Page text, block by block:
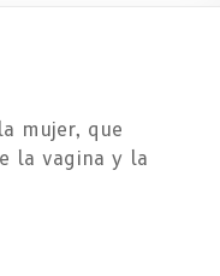
mujer, que
la vagina y la